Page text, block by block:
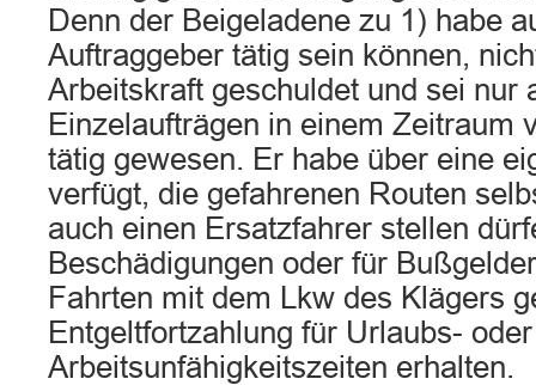
Denn der Beigeladene zu 1) habe
Auftraggeber tätig sein können,
Arbeitskraft geschuldet und sei nur
Einzelaufträgen in einem Zeitraum
tätig gewesen. Er habe über eine
verfügt, die gefahrenen Routen
auch einen Ersatzfahrer stellen
Beschädigungen oder für
Fahrten mit dem Lkw des Klägers
Entgeltfortzahlung für Urlaubs- oder
Arbeitsunfähigkeitszeiten erhalten.